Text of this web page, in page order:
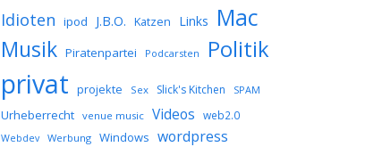
Idioten ipod J.B.O. Katzen Links Mac
Musik Piratenpartei Podcarsten Politik
privat projekte Sex Slick's Kitchen SPAM
Urheberrecht venue music Videos web2.0
Webdev Werbung Windows wordpress